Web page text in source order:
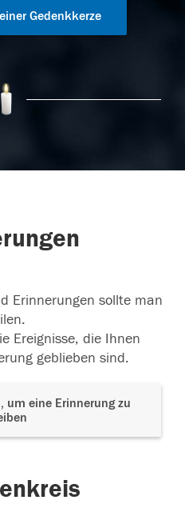
Gedenkkerze
Erinnerungen sollte man
Ereignisse, die Ihnen
geblieben sind.
um eine Erinnerung zu